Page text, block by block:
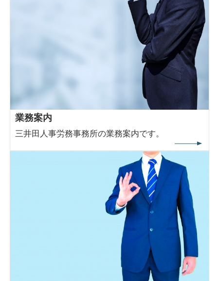
業務案内
三井田人事労務事務所の業務案内です。